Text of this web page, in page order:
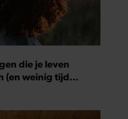
die je leven
(en weinig tijd